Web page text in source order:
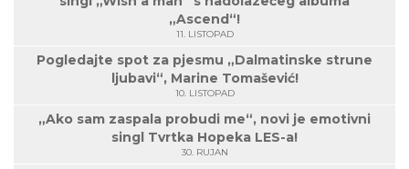
„Ascend“!
11. LISTOPAD
Pogledajte spot za pjesmu „Dalmatinske strune
ljubavi“, Marine Tomašević!
10. LISTOPAD
„Ako sam zaspala probudi me“, novi je emotivni
singl Tvrtka Hopeka LES-a!
30. RUJAN